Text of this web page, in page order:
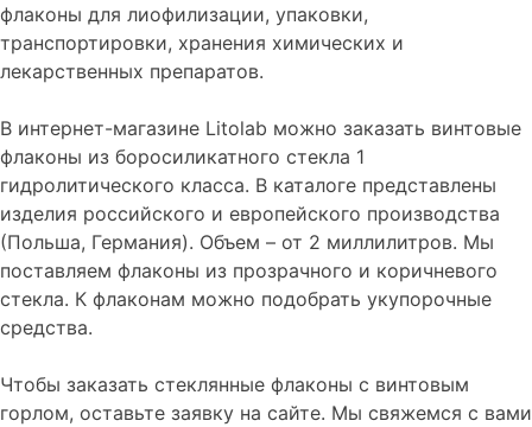
флаконы для лиофилизации, упаковки,
транспортировки, хранения химических и
лекарственных препаратов.
В интернет-магазине Litolab можно заказать винтовые
флаконы из боросиликатного стекла 1
гидролитического класса. В каталоге представлены
изделия российского и европейского производства
(Польша, Германия). Объем – от 2 миллилитров. Мы
поставляем флаконы из прозрачного и коричневого
стекла. К флаконам можно подобрать укупорочные
средства.
Чтобы заказать стеклянные флаконы с винтовым
горлом, оставьте заявку на сайте. Мы свяжемся с вами